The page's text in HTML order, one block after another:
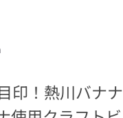
印！熱川バナナ